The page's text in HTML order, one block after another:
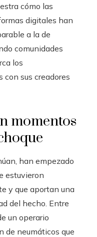
cómo las
digitales han
a la de
comunidades
los
sus creadores
momentos
han empezado
estuvieron
y que aportan una
del hecho. Entre
un operario
de neumáticos que